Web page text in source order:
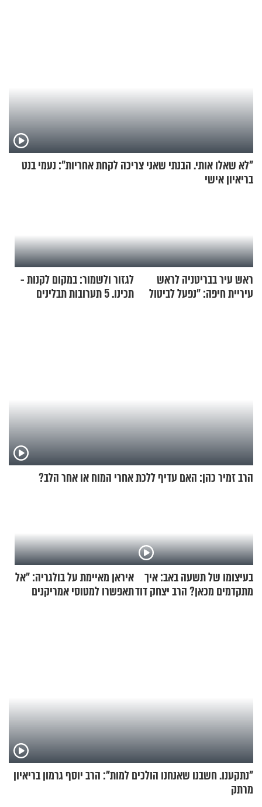
"לא שאלו אותי. הבנתי שאני צריכה לקחת אחריות": נעמי בנט
בריאיון אישי
ראש עיר בבריטניה לראש
עיריית חיפה: ״נפעל לביטול
לגזור ולשמור: במקום לקנות -
תכינו. 5 תערובות תבלינים
הרב זמיר כהן: האם עדיף ללכת אחרי המוח או אחר הלב?
בעיצומו של תשעה באב: איך
מתקדמים מכאן? הרב יצחק דוד
איראן מאיימת על בולגריה: "אל
תאפשרו למטוסי אמריקנים
"נתקענו. חשבנו שאנחנו הולכים למות": הרב יוסף גרמון בריאיון
מרתק